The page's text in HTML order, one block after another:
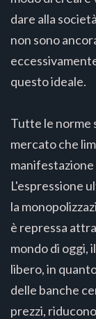
dare alla
non sono
questo ideale.
Tutte le norme
mercato che
manifestazione
L'espressione
la
è repressa
mondo di oggi,
libero, in
delle banche
prezzi,